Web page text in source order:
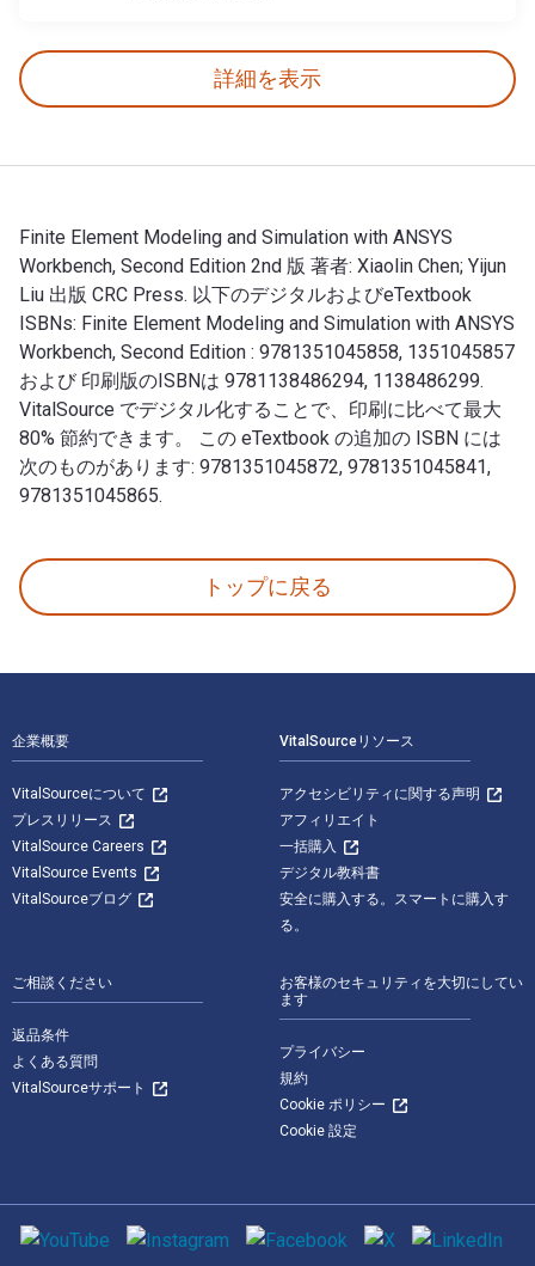
詳細を表示
Finite Element Modeling and Simulation with ANSYS
Workbench, Second Edition 2nd 版 著者: Xiaolin Chen; Yijun
Liu 出版 CRC Press. 以下のデジタルおよびeTextbook
ISBNs: Finite Element Modeling and Simulation with ANSYS
Workbench, Second Edition : 9781351045858, 1351045857
および 印刷版のISBNは 9781138486294, 1138486299.
VitalSource でデジタル化することで、印刷に比べて最大
80% 節約できます。 この eTextbook の追加の ISBN には
次のものがあります: 9781351045872, 9781351045841,
9781351045865.
トップに戻る
企業概要
VitalSourceについて
プレスリリース
VitalSource Careers
VitalSource Events
VitalSourceブログ
VitalSourceリソース
アクセシビリティに関する声明
アフィリエイト
一括購入
デジタル教科書
安全に購入する。スマートに購入す
る。
ご相談ください
返品条件
よくある質問
VitalSourceサポート
お客様のセキュリティを大切にしてい
ます
プライバシー
規約
Cookie ポリシー
Cookie 設定
ソーシャルメディア